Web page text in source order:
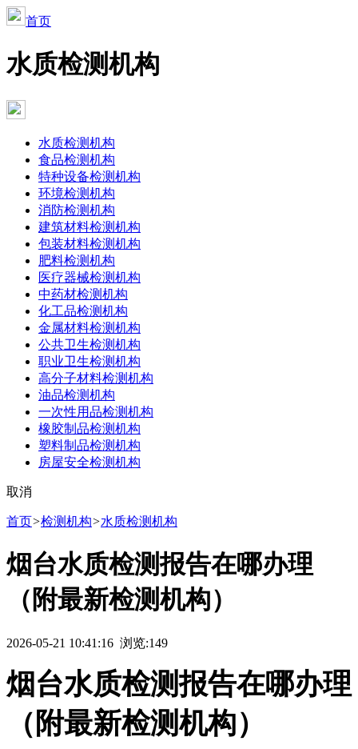
首页
水质检测机构
水质检测机构
食品检测机构
特种设备检测机构
环境检测机构
消防检测机构
建筑材料检测机构
包装材料检测机构
肥料检测机构
医疗器械检测机构
中药材检测机构
化工品检测机构
金属材料检测机构
公共卫生检测机构
职业卫生检测机构
高分子材料检测机构
油品检测机构
一次性用品检测机构
橡胶制品检测机构
塑料制品检测机构
房屋安全检测机构
取消
首页>检测机构>水质检测机构
烟台水质检测报告在哪办理
（附最新检测机构）
2026-05-21 10:41:16 浏览:149
烟台水质检测报告在哪办理
（附最新检测机构）